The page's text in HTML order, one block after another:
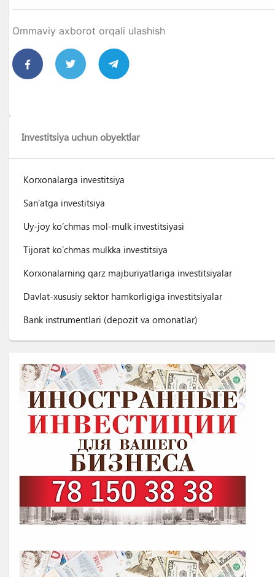
Ommaviy axborot orqali ulashish
Investitsiya uchun obyektlar
Korxonalarga investitsiya
San’atga investitsiya
Uy-joy ko’chmas mol-mulk investitsiyasi
Tijorat ko’chmas mulkka investitsiya
Korxonalarning qarz majburiyatlariga investitsiyalar
Davlat-xususiy sektor hamkorligiga investitsiyalar
Bank instrumentlari (depozit va omonatlar)